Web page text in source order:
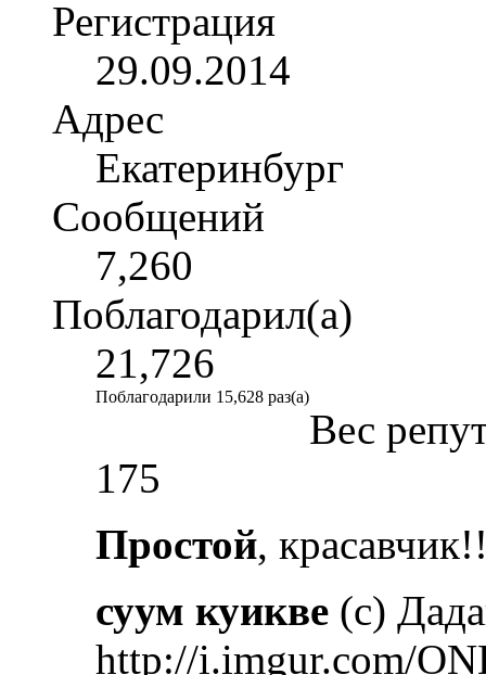
Регистрация
29.09.2014
Адрес
Екатеринбург
Сообщений
7,260
Поблагодарил(а)
21,726
Поблагодарили 15,628 раз(а)
Вес
175
Простой,
суум куикве (с)
http://i.imgur.com/